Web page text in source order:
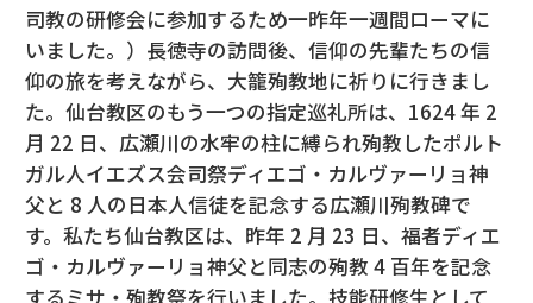
司教の研修会に参加するため一昨年一週間ローマに
いました。）長徳寺の訪問後、信仰の先輩たちの信
仰の旅を考えながら、大籠殉教地に祈りに行きまし
た。仙台教区のもう一つの指定巡礼所は、1624 年 2
月 22 日、広瀬川の水牢の柱に縛られ殉教したポルト
ガル人イエズス会司祭ディエゴ・カルヴァーリョ神
父と 8 人の日本人信徒を記念する広瀬川殉教碑で
す。私たち仙台教区は、昨年 2 月 23 日、福者ディエ
ゴ・カルヴァーリョ神父と同志の殉教 4 百年を記念
するミサ・殉教祭を行いました。技能研修生として